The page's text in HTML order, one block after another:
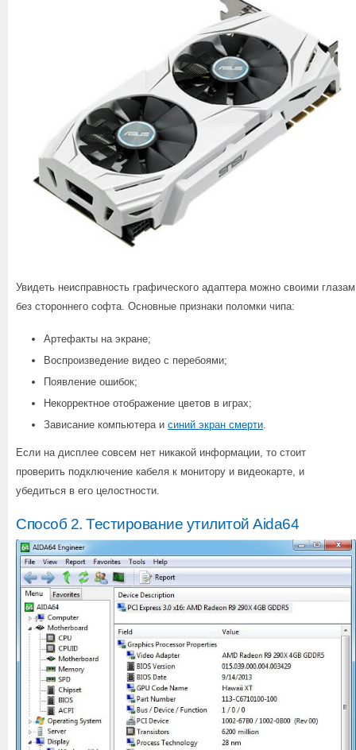
Увидеть неисправность графического адаптера можно своими глазам
без стороннего софта. Основные признаки поломки чипа:
Артефакты на экране;
Воспроизведение видео с перебоями;
Появление ошибок;
Некорректное отображение цветов в играх;
Зависание компьютера и синий экран смерти
Если на дисплее совсем нет никакой информации, то стоит
проверить подключение кабеля к монитору и видеокарте, и
убедиться в его целостности.
Способ 2. Тестирование утилитой Aida64